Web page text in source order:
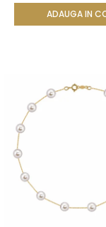
ADAUGA IN